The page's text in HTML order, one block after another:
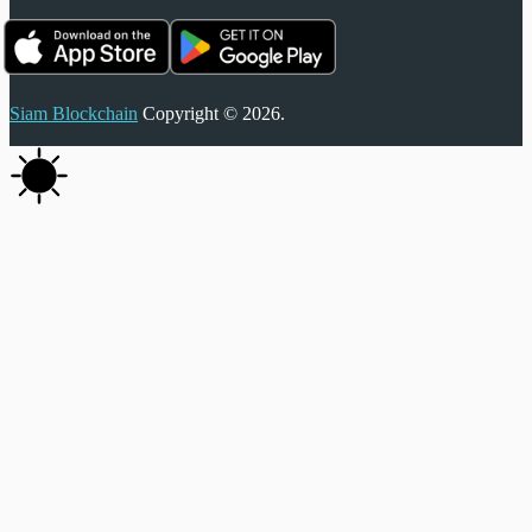
Siam Blockchain Copyright © 2026.